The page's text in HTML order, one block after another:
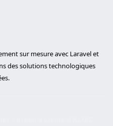
sur mesure avec Laravel et
des solutions technologiques